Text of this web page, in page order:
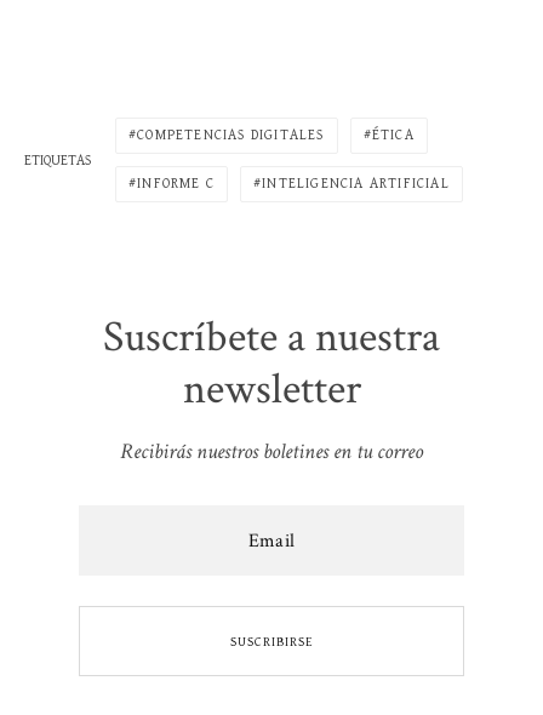
ETIQUETAS
COMPETENCIAS DIGITALES ÉTICA
INFORME C INTELIGENCIA ARTIFICIAL
Suscríbete a nuestra
newsletter
Recibirás nuestros boletines en tu correo